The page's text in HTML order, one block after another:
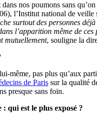
nos poumons sans
l’Institut national de veille
surtout des personnes
l’apparition même de ces
mutuellement, souligne la
même, pas plus qu’aux
de Paris sur la qualité
presque sans foin.
qui est le plus exposé ?